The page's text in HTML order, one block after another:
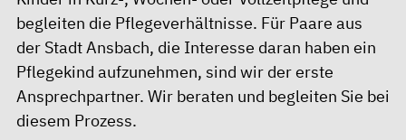
begleiten die Pflegeverhältnisse. Für Paare aus
der Stadt Ansbach, die Interesse daran haben ein
Pflegekind aufzunehmen, sind wir der erste
Ansprechpartner. Wir beraten und begleiten Sie bei
diesem Prozess.